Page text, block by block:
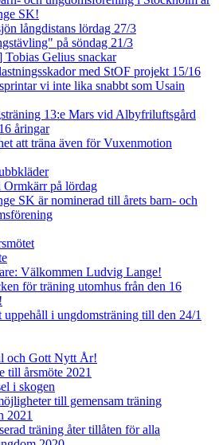
SK!
långdistans lördag 27/3
på söndag 21/3
Tobias Gelius snackar
med StOF projekt 15/16
vi inte lika snabbt som Usain
13:e Mars vid Albyfriluftsgård
åringar
att träna även för Vuxenmotion
Ormkärr på lördag
SK är nominerad till årets barn- och
Välkommen Ludvig Lange!
för träning utomhus från den 16
uppehåll i ungdomsträning till den 24/1
och Gott Nytt År!
till årsmöte 2021
i skogen
till gemensam träning
2021
träning åter tillåten för alla